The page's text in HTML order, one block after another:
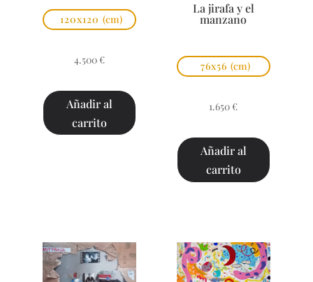
120x120 (cm)
4.500 €
Añadir al
carrito
La jirafa y el
manzano
76x56 (cm)
1.650 €
Añadir al
carrito